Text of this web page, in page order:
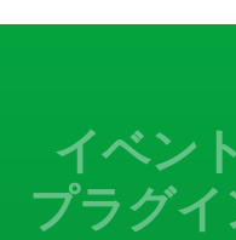
イベン
プラグ